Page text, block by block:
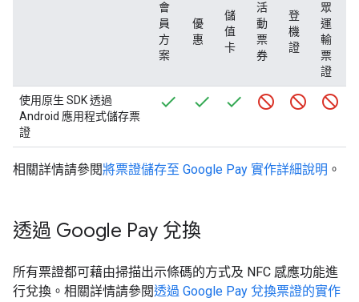
會
員
方
案
優
惠
儲
值
卡
活
動
票
券
登
機
證
眾
運
輸
票
證
使用原生 SDK 透過
Android 應用程式儲存票
證
相關詳情請參閱將票證儲存至 Google Pay 實作詳細說明 。
透過 Google Pay 兌換
所有票證都可藉由掃描出示條碼的方式及 NFC 感應功能進
行兌換。相關詳情請參閱透過 Google Pay 兌換票證的實作